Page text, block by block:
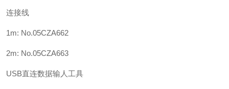
连接线
1m: No.05CZA662
2m: No.05CZA663
USB直连数据输人工具